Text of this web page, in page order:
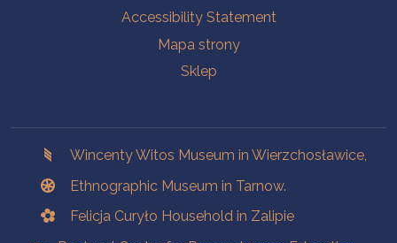
Accessibility Statement
Mapa strony
Sklep
Wincenty Witos Museum in Wierzchosławice,
Ethnographic Museum in Tarnow.
Felicja Curyło Household in Zalipie